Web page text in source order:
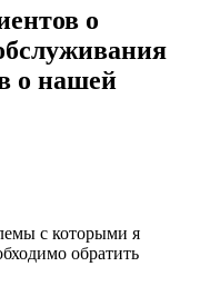
о
о нашей
с которыми я
обратить